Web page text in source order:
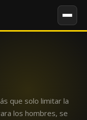
que solo limitar la
los hombres, se